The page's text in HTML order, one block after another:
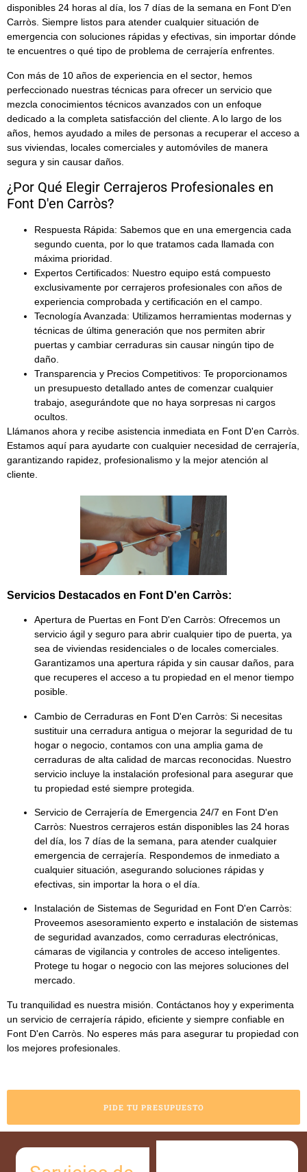
disponibles 24 horas al día, los 7 días de la semana en Font D'en
Carròs. Siempre listos para atender cualquier situación de
emergencia con soluciones rápidas y efectivas, sin importar dónde
te encuentres o qué tipo de problema de cerrajería enfrentes.
Con más de 10 años de experiencia en el sector , hemos
perfeccionado nuestras técnicas para ofrecer un servicio que
mezcla conocimientos técnicos avanzados con un enfoque
dedicado a la completa satisfacción del cliente. A lo largo de los
años, hemos ayudado a miles de personas a recuperar el acceso a
sus viviendas, locales comerciales y automóviles de manera
segura y sin causar daños.
¿Por Qué Elegir Cerrajeros Profesionales en
Font D'en Carròs?
Respuesta Rápida: Sabemos que en una emergencia cada
segundo cuenta, por lo que tratamos cada llamada con
máxima prioridad.
Expertos Certificados: Nuestro equipo está compuesto
exclusivamente por cerrajeros profesionales con años de
experiencia comprobada y certificación en el campo.
Tecnología Avanzada: Utilizamos herramientas modernas y
técnicas de última generación que nos permiten abrir
puertas y cambiar cerraduras sin causar ningún tipo de
daño.
Transparencia y Precios Competitivos: Te proporcionamos
un presupuesto detallado antes de comenzar cualquier
trabajo, asegurándote que no haya sorpresas ni cargos
ocultos.
Llámanos ahora y recibe asistencia inmediata en Font D'en Carròs.
Estamos aquí para ayudarte con cualquier necesidad de cerrajería,
garantizando rapidez, profesionalismo y la mejor atención al
cliente.
Servicios Destacados en Font D'en Carròs:
Apertura de Puertas en Font D'en Carròs: Ofrecemos un
servicio ágil y seguro para abrir cualquier tipo de puerta, ya
sea de viviendas residenciales o de locales comerciales.
Garantizamos una apertura rápida y sin causar daños, para
que recuperes el acceso a tu propiedad en el menor tiempo
posible.
Cambio de Cerraduras en Font D'en Carròs: Si necesitas
sustituir una cerradura antigua o mejorar la seguridad de tu
hogar o negocio, contamos con una amplia gama de
cerraduras de alta calidad de marcas reconocidas. Nuestro
servicio incluye la instalación profesional para asegurar que
tu propiedad esté siempre protegida.
Servicio de Cerrajería de Emergencia 24/7 en Font D'en
Carròs: Nuestros cerrajeros están disponibles las 24 horas
del día, los 7 días de la semana , para atender cualquier
emergencia de cerrajería. Respondemos de inmediato a
cualquier situación, asegurando soluciones rápidas y
efectivas, sin importar la hora o el día.
Instalación de Sistemas de Seguridad en Font D'en Carròs:
Proveemos asesoramiento experto e instalación de sistemas
de seguridad avanzados, como cerraduras electrónicas,
cámaras de vigilancia y controles de acceso inteligentes.
Protege tu hogar o negocio con las mejores soluciones del
mercado.
Tu tranquilidad es nuestra misión. Contáctanos hoy y experimenta
un servicio de cerrajería rápido, eficiente y siempre confiable en
Font D'en Carròs. No esperes más para asegurar tu propiedad con
los mejores profesionales.
PIDE TU PRESUPUESTO